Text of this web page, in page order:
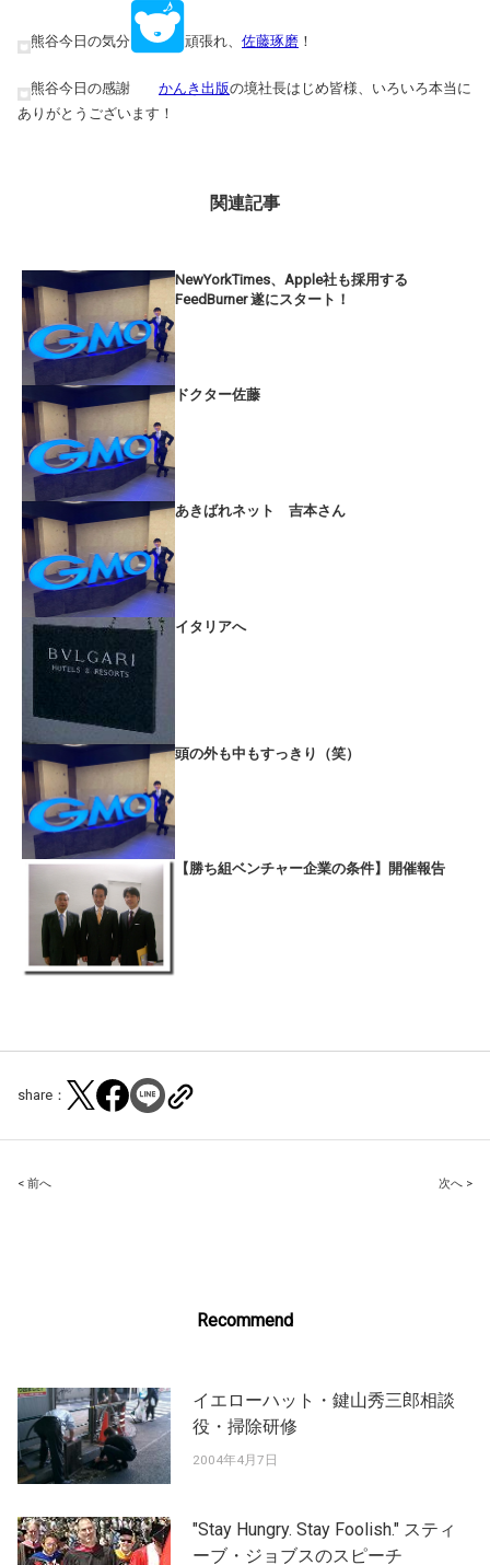
熊谷今日の気分 頑張れ、 佐藤琢磨 ！
熊谷今日の感謝 かんき出版の境社長はじめ皆様、いろいろ本当に
ありがとうございます！
関連記事
NewYorkTimes、Apple社も採用する
FeedBurner 遂にスタート！
ドクター佐藤
あきばれネット 吉本さん
イタリアへ
頭の外も中もすっきり（笑）
【勝ち組ベンチャー企業の条件】開催報告
share：
Post
< 前へ 次へ >
Recommend
イエローハット・鍵山秀三郎相談
役・掃除研修
2004年4月7日
"Stay Hungry. Stay Foolish." スティ
ーブ・ジョブスのスピーチ